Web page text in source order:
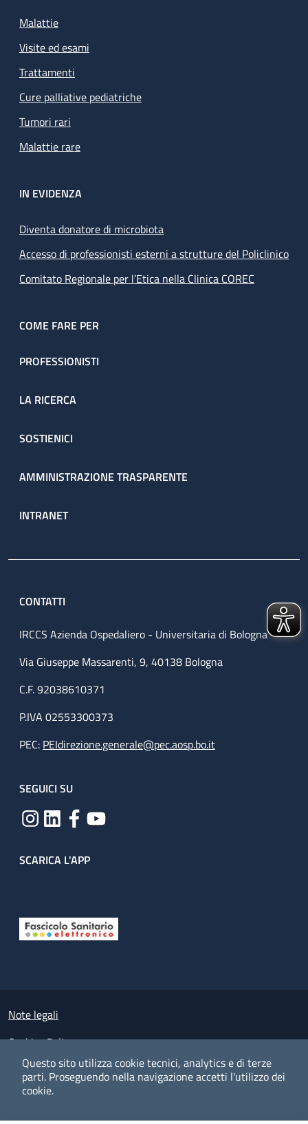
Questo sito utilizza cookie tecnici, analytics e di terze
parti. Proseguendo nella navigazione accetti l'utilizzo dei
cookie.
Malattie
Visite ed esami
Trattamenti
Cure palliative pediatriche
Tumori rari
Malattie rare
IN EVIDENZA
Diventa donatore di microbiota
Accesso di professionisti esterni a strutture del Policlinico
Comitato Regionale per l’Etica nella Clinica COREC
COME FARE PER
PROFESSIONISTI
LA RICERCA
SOSTIENICI
AMMINISTRAZIONE TRASPARENTE
INTRANET
CONTATTI
IRCCS Azienda Ospedaliero - Universitaria di Bologna
Via Giuseppe Massarenti, 9, 40138 Bologna
C.F. 92038610371
P.IVA 02553300373
PEC: PEIdirezione.generale@pec.aosp.bo.it
SEGUICI SU
SCARICA L'APP
Small prints
Note legali
Cookies Policy
Policy privacy e protezione del dato personale
Albo pretorio on-line